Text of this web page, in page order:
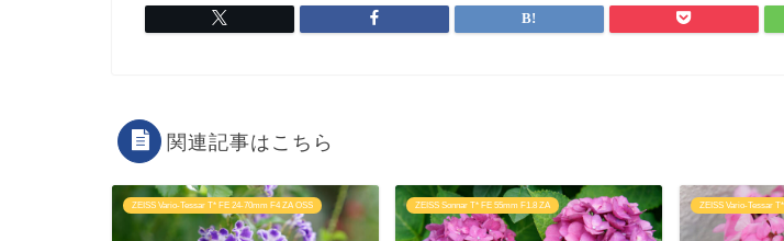
関連記事はこちら
ZEISS Vario-Tessar T* FE 24-70mm F4 ZA OSS ZEISS Sonnar T* FE 55mm F1.8 ZA ZEISS Vario-Tessar